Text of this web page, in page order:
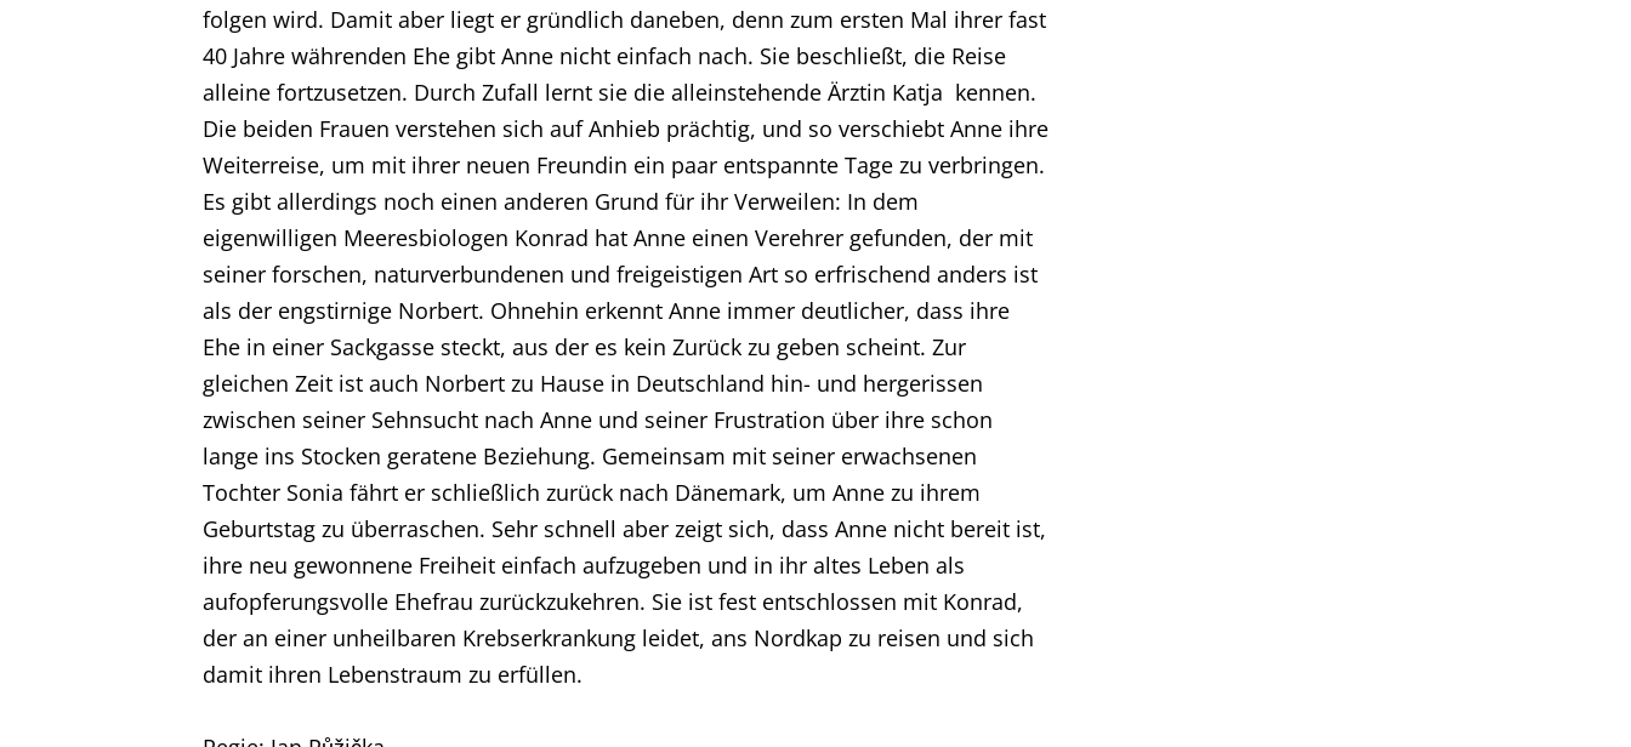
folgen wird. Damit aber liegt er gründlich daneben, denn zum ersten Mal ihrer fast
40 Jahre währenden Ehe gibt Anne nicht einfach nach. Sie beschließt, die Reise
alleine fortzusetzen. Durch Zufall lernt sie die alleinstehende Ärztin Katja kennen.
Die beiden Frauen verstehen sich auf Anhieb prächtig, und so verschiebt Anne ihre
Weiterreise, um mit ihrer neuen Freundin ein paar entspannte Tage zu verbringen.
Es gibt allerdings noch einen anderen Grund für ihr Verweilen: In dem
eigenwilligen Meeresbiologen Konrad hat Anne einen Verehrer gefunden, der mit
seiner forschen, naturverbundenen und freigeistigen Art so erfrischend anders ist
als der engstirnige Norbert. Ohnehin erkennt Anne immer deutlicher, dass ihre
Ehe in einer Sackgasse steckt, aus der es kein Zurück zu geben scheint. Zur
gleichen Zeit ist auch Norbert zu Hause in Deutschland hin- und hergerissen
zwischen seiner Sehnsucht nach Anne und seiner Frustration über ihre schon
lange ins Stocken geratene Beziehung. Gemeinsam mit seiner erwachsenen
Tochter Sonia fährt er schließlich zurück nach Dänemark, um Anne zu ihrem
Geburtstag zu überraschen. Sehr schnell aber zeigt sich, dass Anne nicht bereit ist,
ihre neu gewonnene Freiheit einfach aufzugeben und in ihr altes Leben als
aufopferungsvolle Ehefrau zurückzukehren. Sie ist fest entschlossen mit Konrad,
der an einer unheilbaren Krebserkrankung leidet, ans Nordkap zu reisen und sich
damit ihren Lebenstraum zu erfüllen.
Home
Unternehmen
Produktionen
Presse
Karriere
Kontakt
Impressum